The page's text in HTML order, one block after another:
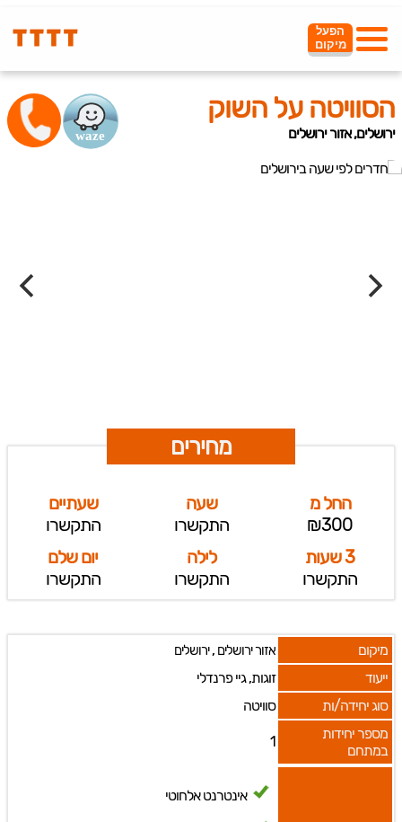
הפעל
מיקום
הסוויטה על השוק
ירושלים, אזור ירושלים
מחירים
החל מ
₪300
שעה
התקשרו
שעתיים
התקשרו
3 שעות
התקשרו
לילה
התקשרו
יום שלם
התקשרו
מיקום אזור ירושלים,ירושלים
ייעוד
זוגות, גיי פרנדלי
סוג יחידה/ות
סוויטה
מספר יחידות
במתחם
1
אינטרנט אלחוטי